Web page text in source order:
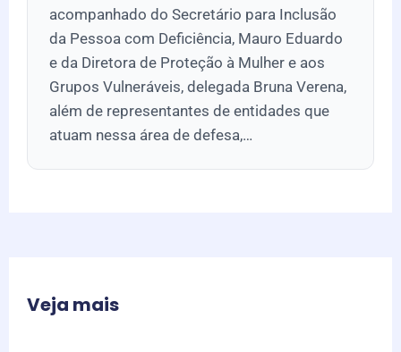
acompanhado do Secretário para Inclusão
da Pessoa com Deficiência, Mauro Eduardo
e da Diretora de Proteção à Mulher e aos
Grupos Vulneráveis, delegada Bruna Verena,
além de representantes de entidades que
atuam nessa área de defesa,…
Veja mais